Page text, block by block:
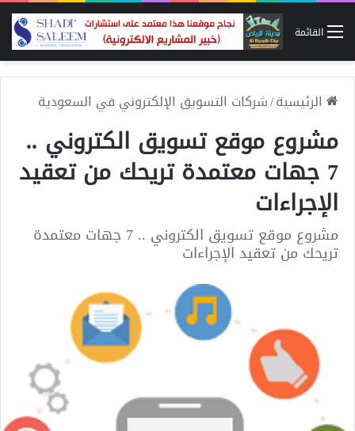
القائمة
الرئيسية/شركات التسويق الإلكتروني في السعودية
مشروع موقع تسويق الكتروني ..
7 جهات معتمدة تريحك من تعقيد
الإجراءات
مشروع موقع تسويق الكتروني .. 7 جهات معتمدة
تريحك من تعقيد الإجراءات